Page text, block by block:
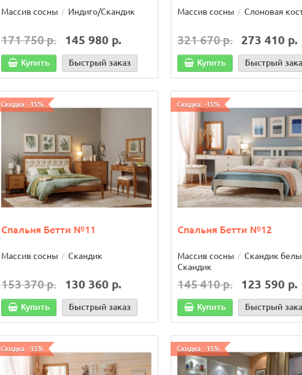
Хит продаж!
Антресоль Тимберика Кидс
№1
Хит продаж!
Антресоль Тимберика
№2
Массив сосны Индиго/Скандик
171 750 р. 145 980 р.
Купить Быстрый заказ
Массив сосны Слоновая
321 670 р. 273 410 р.
Купить Быстрый
Скидка: -15%
Спальня Бетти №11
Массив сосны Скандик
153 370 р. 130 360 р.
Купить Быстрый заказ
Скидка: -15%
Спальня Бетти №12
Массив сосны
Скандик
Скандик
145 410 р. 123 590 р.
Купить Быстрый
Скидка: -15% Скидка: -15%